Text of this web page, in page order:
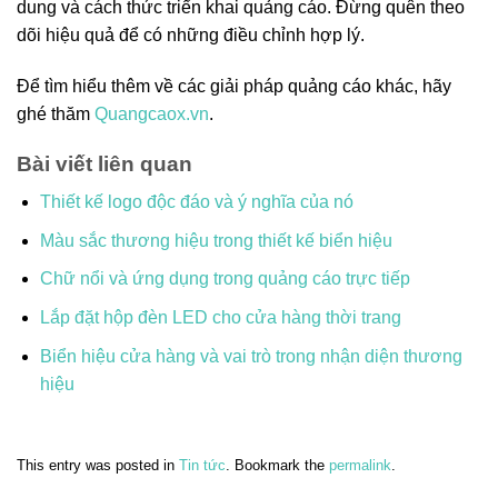
dung và cách thức triển khai quảng cáo. Đừng quên theo
dõi hiệu quả để có những điều chỉnh hợp lý.
Để tìm hiểu thêm về các giải pháp quảng cáo khác, hãy
ghé thăm Quangcaox.vn.
Bài viết liên quan
Thiết kế logo độc đáo và ý nghĩa của nó
Màu sắc thương hiệu trong thiết kế biển hiệu
Chữ nổi và ứng dụng trong quảng cáo trực tiếp
Lắp đặt hộp đèn LED cho cửa hàng thời trang
Biển hiệu cửa hàng và vai trò trong nhận diện thương
hiệu
This entry was posted in Tin tức . Bookmark the permalink